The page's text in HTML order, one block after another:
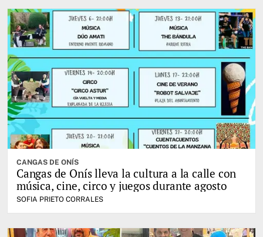
CANGAS DE ONÍS
Cangas de Onís lleva la cultura a la calle con
música, cine, circo y juegos durante agosto
SOFIA PRIETO CORRALES